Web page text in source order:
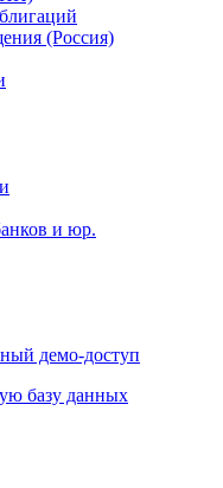
Карты рынка
(Россия)
и юр.
базу данных